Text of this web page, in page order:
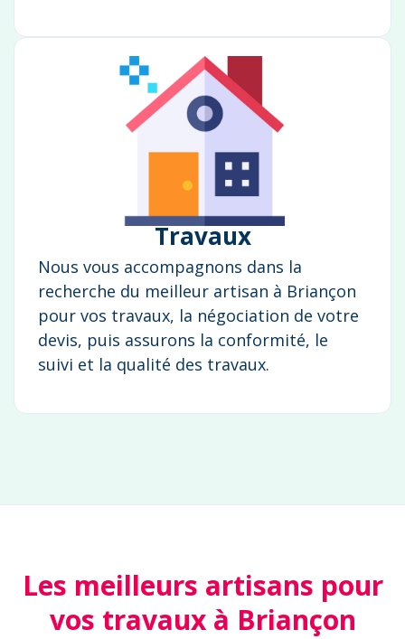
Travaux
Nous vous accompagnons dans la
recherche du meilleur artisan à Briançon
pour vos travaux, la négociation de votre
devis, puis assurons la conformité, le
suivi et la qualité des travaux.
Les meilleurs artisans pour
vos travaux à Briançon